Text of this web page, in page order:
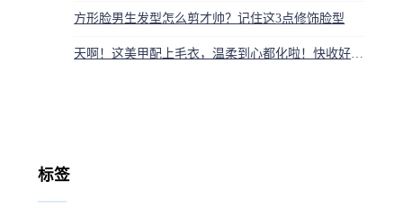
方形脸男生发型怎么剪才帅？记住这3点修饰脸型
标签